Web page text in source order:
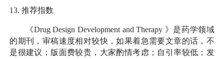
13.推荐指数
《Drug Design Development and Therapy 》是药学领域
的期刊，审稿速度相对较快，如果着急需要文章的话，不
是很建议；版面费较贵，大家酌情考虑；自引率较低；发